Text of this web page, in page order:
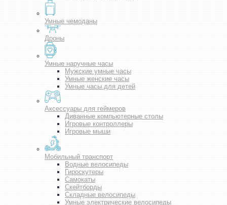
Умные чемоданы
Дроны
Умные наручные часы
Мужские умные часы
Умные женские часы
Умные часы для детей
Аксессуары для геймеров
Диванные компьютерные столы
Игровые контроллеры
Игровые мыши
Мобильный транспорт
Водные велосипеды
Гироскутеры
Самокаты
Скейтборды
Складные велосипеды
Умные электрические велосипеды